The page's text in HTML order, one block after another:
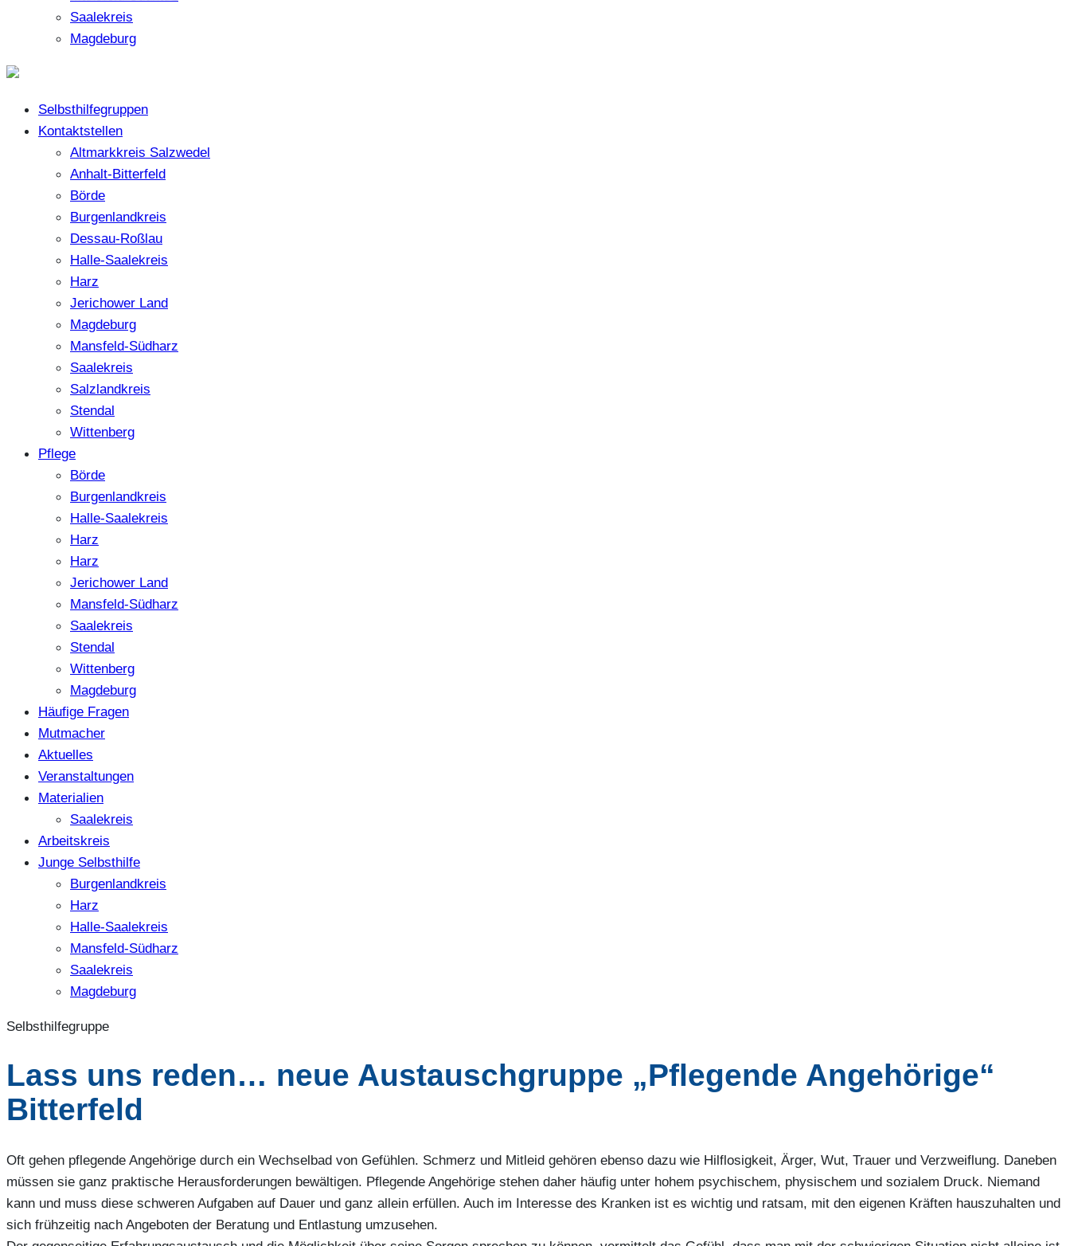
Saalekreis
Magdeburg
Selbsthilfegruppen
Kontaktstellen
Altmarkkreis Salzwedel
Anhalt-Bitterfeld
Börde
Burgenlandkreis
Dessau-Roßlau
Halle-Saalekreis
Harz
Jerichower Land
Magdeburg
Mansfeld-Südharz
Saalekreis
Salzlandkreis
Stendal
Wittenberg
Pflege
Börde
Burgenlandkreis
Halle-Saalekreis
Harz
Harz
Jerichower Land
Mansfeld-Südharz
Saalekreis
Stendal
Wittenberg
Magdeburg
Häufige Fragen
Mutmacher
Aktuelles
Veranstaltungen
Materialien
Saalekreis
Arbeitskreis
Junge Selbsthilfe
Burgenlandkreis
Harz
Halle-Saalekreis
Mansfeld-Südharz
Saalekreis
Magdeburg
Selbsthilfegruppe
Lass uns reden… neue Austauschgruppe „Pflegende Angehörige“
Bitterfeld
Oft gehen pflegende Angehörige durch ein Wechselbad von Gefühlen. Schmerz und Mitleid gehören ebenso dazu wie Hilflosigkeit, Ärger, Wut, Trauer und Verzweiflung. Daneben
müssen sie ganz praktische Herausforderungen bewältigen. Pflegende Angehörige stehen daher häufig unter hohem psychischem, physischem und sozialem Druck. Niemand
kann und muss diese schweren Aufgaben auf Dauer und ganz allein erfüllen. Auch im Interesse des Kranken ist es wichtig und ratsam, mit den eigenen Kräften hauszuhalten und
sich frühzeitig nach Angeboten der Beratung und Entlastung umzusehen.